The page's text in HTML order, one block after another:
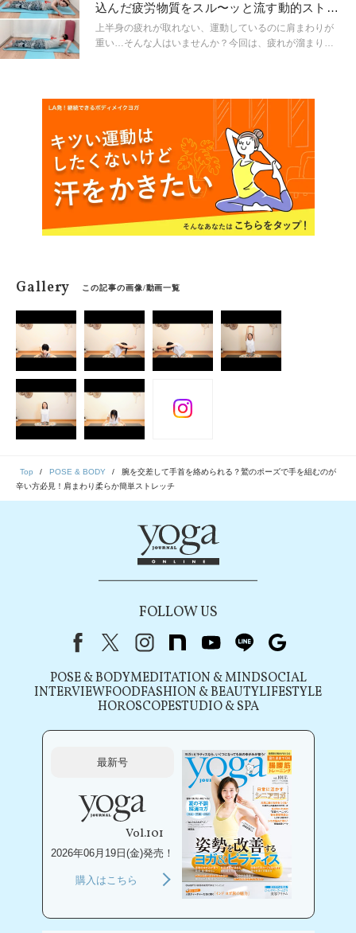
もりと厚みが出てきてしまうことに！今日はそんな背中
の厚みを薄くするエクササイズをご紹介します。ポイン
トは肩甲骨を動かして、背中のお肉を二の腕で挟むこ
込んだ疲労物質をスル〜ッと流す動的ストレ
ッチ
上半身の疲れが取れない、運動しているのに肩まわりが
重い…そんな人はいませんか？今回は、疲れが溜まりや
を試してみませんか？
Gallery この記事の画像/動画一覧
Top POSE & BODY
腕を交差して手首を絡められる？鷲のポーズで手を組むのが
辛い方必見！肩まわり柔らか簡単ストレッチ
FOLLOW US
FacebookX（旧Twitter）
instagram
note youtubeline
POSE & BODYMEDITATION & MINDSOCIAL
INTERVIEWFOODFASHION & BEAUTYLIFESTYLE
HOROSCOPESTUDIO & SPA
最新号
Vol.101
2026年06月19日(金)発売！
購入はこちら